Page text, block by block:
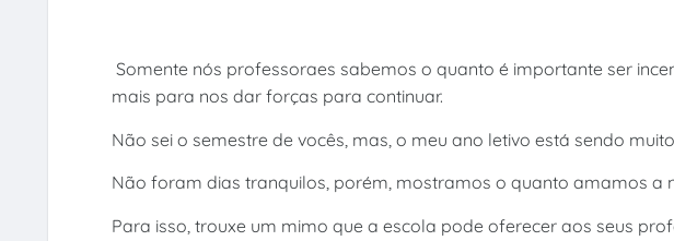
Somente nós professoraes sabemos o quanto é importante ser
mais para nos dar forças para continuar.
Não sei o semestre de vocês, mas, o meu ano letivo está sendo
Não foram dias tranquilos, porém, mostramos o quanto amamos a
Para isso, trouxe um mimo que a escola pode oferecer aos seus